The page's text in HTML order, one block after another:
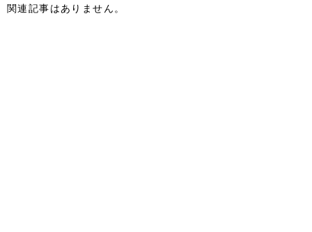
関連記事はありません。